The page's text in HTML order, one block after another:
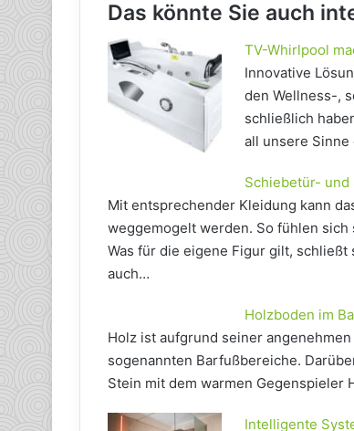
Das könnte Sie auch
TV-Whirlpool
Innovative
den Wellness-,
schließlich
all unsere
Schiebetür- und
Mit entsprechender Kleidung kann
weggemogelt werden. So fühlen
Was für die eigene Figur gilt, schließt
auch…
Holzboden im
Holz ist aufgrund seiner
sogenannten Barfußbereiche.
Stein mit dem warmen Gegenspieler
Intelligente